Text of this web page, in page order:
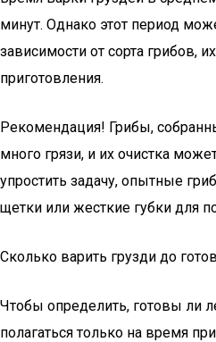
минут. Однако этот период
зависимости от сорта грибов,
приготовления.
Рекомендация! Грибы,
много грязи, и их очистка
упростить задачу, опытные
щетки или жесткие губки для
Сколько варить грузди до
Чтобы определить, готовы ли
полагаться только на время